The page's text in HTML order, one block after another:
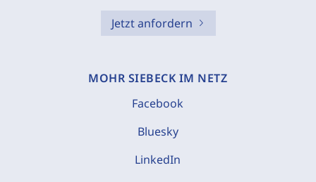
Jetzt anfordern
MOHR SIEBECK IM NETZ
Facebook
Bluesky
LinkedIn